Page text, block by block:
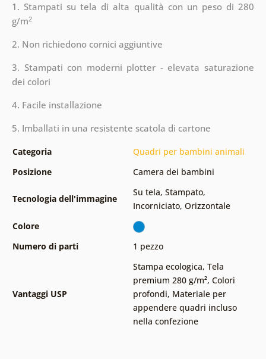
1. Stampati su tela di alta qualità con un peso di 280
g/m2
2. Non richiedono cornici aggiuntive
3. Stampati con moderni plotter - elevata saturazione
dei colori
4. Facile installazione
5. Imballati in una resistente scatola di cartone
Categoria
Quadri per bambini animali
Posizione
Camera dei bambini
Tecnologia dell'immagine
Su tela, Stampato,
Incorniciato, Orizzontale
Colore
Numero di parti
1 pezzo
Vantaggi USP
Stampa ecologica, Tela
premium 280 g/m², Colori
profondi, Materiale per
appendere quadri incluso
nella confezione